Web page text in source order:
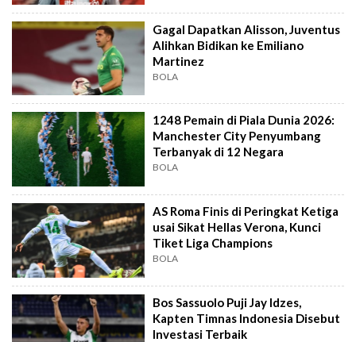
Gagal Dapatkan Alisson, Juventus
Alihkan Bidikan ke Emiliano
Martinez
BOLA
1248 Pemain di Piala Dunia 2026:
Manchester City Penyumbang
Terbanyak di 12 Negara
BOLA
AS Roma Finis di Peringkat Ketiga
usai Sikat Hellas Verona, Kunci
Tiket Liga Champions
BOLA
Bos Sassuolo Puji Jay Idzes,
Kapten Timnas Indonesia Disebut
Investasi Terbaik